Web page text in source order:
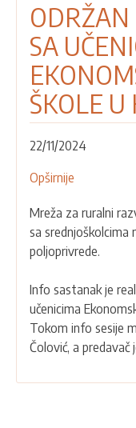
IVANJICI
ODRŽAN
SA
ŠKOLE U
22/11/2024
Opširnije
INFO
SASTANAK
SA
ŠKOLE
U
Mreža za ruralni
sa srednjoškolcima
poljoprivrede.
Info sastanak je
učenicima
Tokom info sesije
Čolović, a predavač